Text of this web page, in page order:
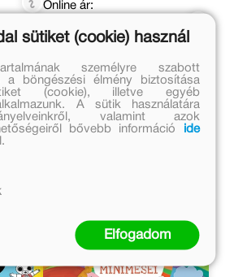
Online ár:
sütiket (cookie) használ
személyre szabott
a böngészési élmény biztosítása
(cookie), illetve egyéb
A sütik használatára
valamint azok
bővebb információ
ide
Elfogadom